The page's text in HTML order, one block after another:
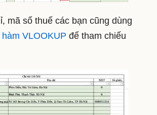
mã số thuế các bạn cũng dùng
VLOOKUP để tham chiếu